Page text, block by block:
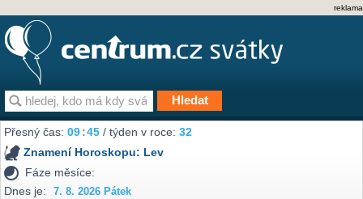
reklama
Přesný čas:09:45 / týden v roce:32
Znamení Horoskopu: Lev
Fáze měsíce:
Dnes je:
7. 8. 2026 Pátek